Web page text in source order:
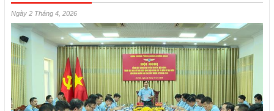
Ngày 2 Tháng 4, 2026